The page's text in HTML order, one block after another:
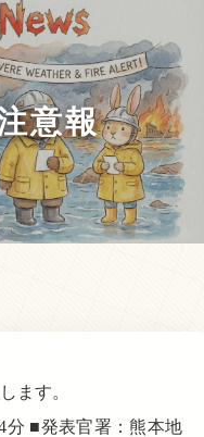
意報
ます。
分 ■発表官署：熊本地